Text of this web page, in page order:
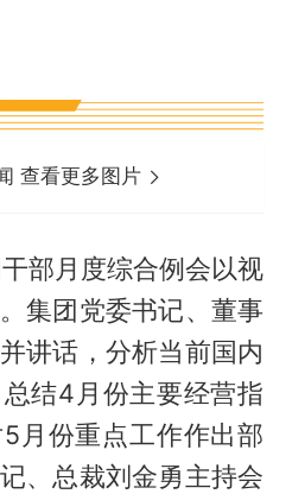
查看更多图片
部月度综合例会以视
集团党委书记、董事
讲话，分析当前国内
结4月份主要经营指
月份重点工作作出部
、总裁刘金勇主持会